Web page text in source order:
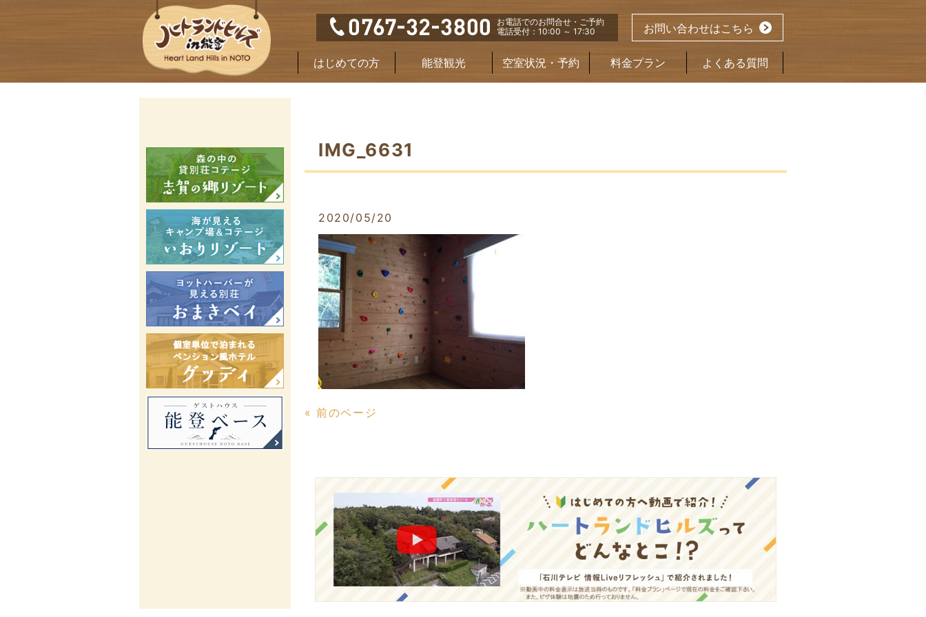
お問い合わせはこちら
お電話でのお問合せ・ご予約
電話受付：10:00 ～ 17:30
はじめての方 能登観光 空室状況・予約 料金プラン よくある質問
IMG_6631
2020/05/20
« 前のページ